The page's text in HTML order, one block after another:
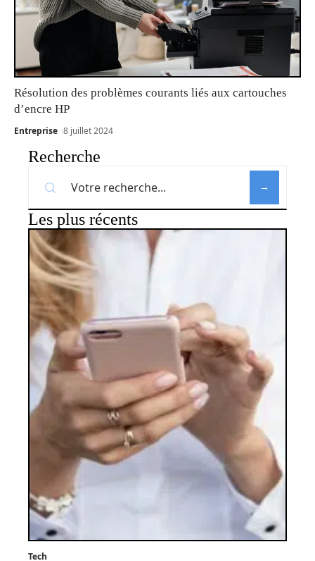
Résolution des problèmes courants liés aux cartouches
d’encre HP
Entreprise 8 juillet 2024
Recherche
Les plus récents
Tech